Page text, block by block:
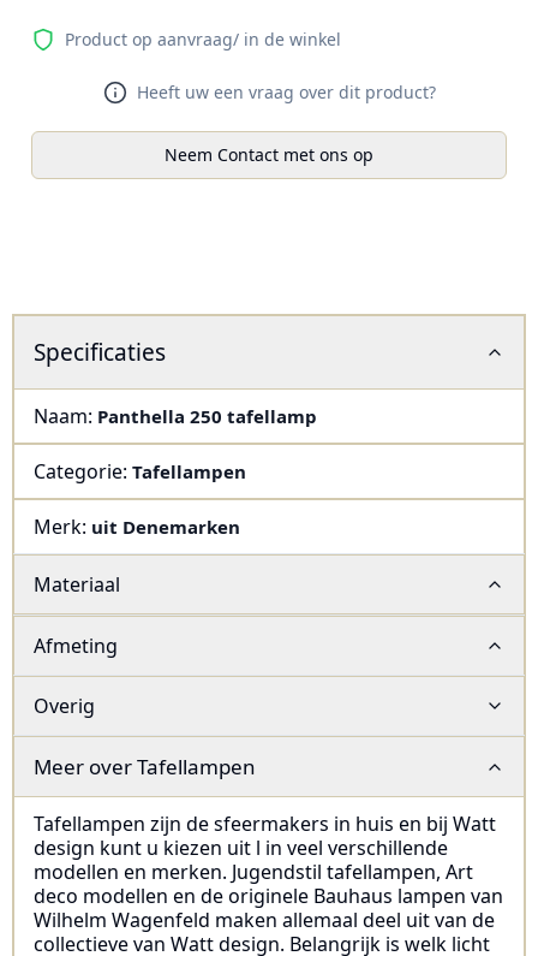
Product op aanvraag/ in de winkel
Heeft uw een vraag over dit product?
Neem Contact met ons op
Specificaties
Naam: Panthella 250 tafellamp
Categorie: Tafellampen
Merk: uit Denemarken
Materiaal
Afmeting
Overig
Meer overTafellampen
Tafellampen zijn de sfeermakers in huis en bij Watt
design kunt u kiezen uit l in veel verschillende
modellen en merken. Jugendstil tafellampen, Art
deco modellen en de originele Bauhaus lampen van
Wilhelm Wagenfeld maken allemaal deel uit van de
collectieve van Watt design. Belangrijk is welk licht